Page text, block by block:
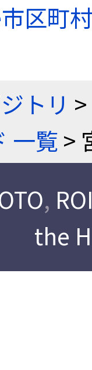
市区町
トリ >
一覧>
,
the